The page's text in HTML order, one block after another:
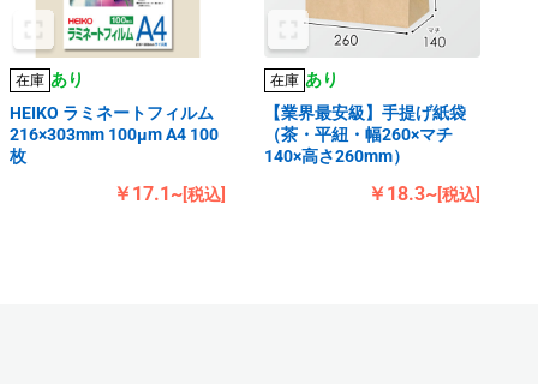
在庫 あり
HEIKO ラミネートフィルム
216×303mm 100μm A4 100
枚
￥17.1~[税込]
在庫 あり
【業界最安級】手提げ紙袋
（茶・平紐・幅260×マチ
140×高さ260mm）
￥18.3~[税込]